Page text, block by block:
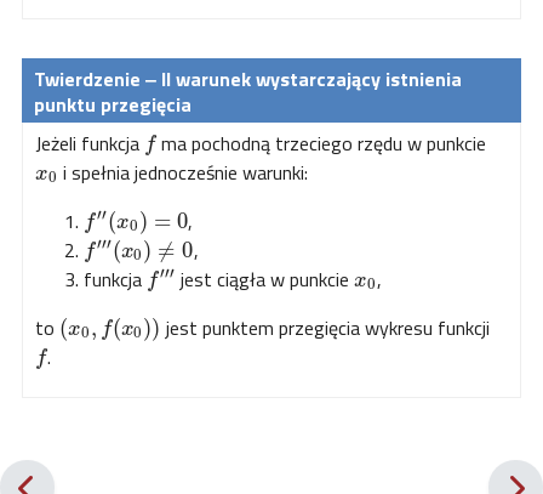
‒ II warunekwystarczający istnienia
punktu przegięcia
Jeżeli funkcja f ma pochodną trzeciego rzędu w punkcie
x0 i spełnia jednocześnie warunki:
f′′(x0) = 0,
f′′′(x0) ≠ 0,
funkcja f′′′ jest ciągła w punkciex0,
to (x0, f(x0)) jest punktem przegięcia wykresu funkcji
f.